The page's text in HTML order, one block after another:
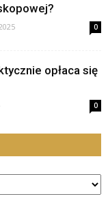
0
opłaca się
0